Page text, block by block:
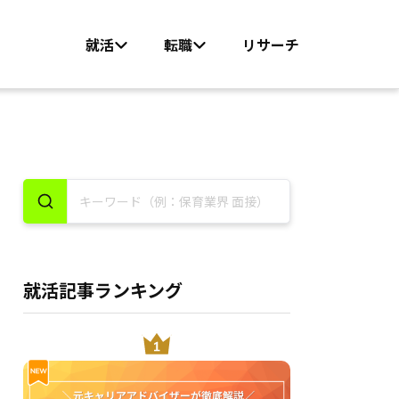
就活 転職 リサーチ
就活記事ランキング